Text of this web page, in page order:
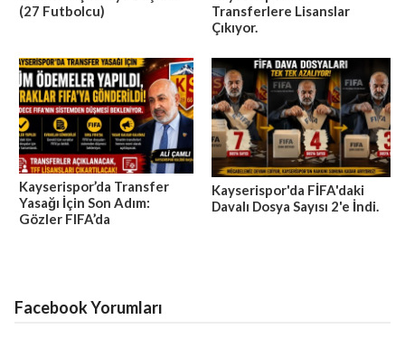
(27 Futbolcu)
Transferlere Lisanslar
Çıkıyor.
Kayserispor’da Transfer
Yasağı İçin Son Adım:
Gözler FIFA’da
Kayserispor'da FİFA'daki
Davalı Dosya Sayısı 2'e İndi.
Facebook Yorumları